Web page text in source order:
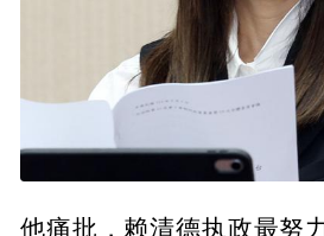
他痛批，赖清德执政最努